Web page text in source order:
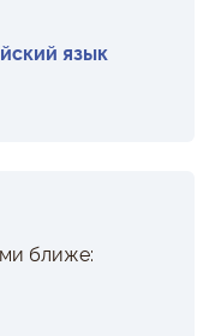
язык
ближе: